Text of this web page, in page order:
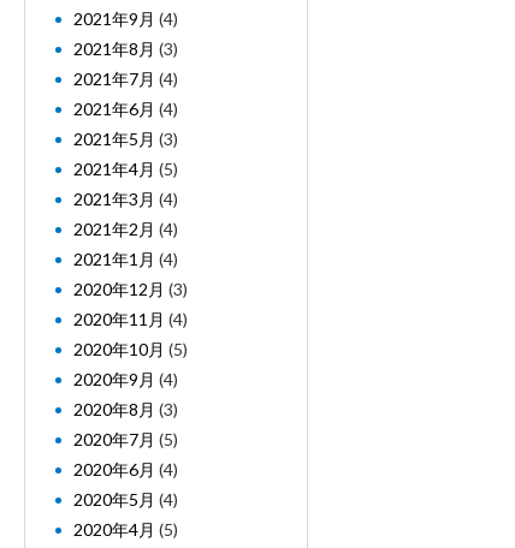
2021年9月 (4)
2021年8月 (3)
2021年7月 (4)
2021年6月 (4)
2021年5月 (3)
2021年4月 (5)
2021年3月 (4)
2021年2月 (4)
2021年1月 (4)
2020年12月 (3)
2020年11月 (4)
2020年10月 (5)
2020年9月 (4)
2020年8月 (3)
2020年7月 (5)
2020年6月 (4)
2020年5月 (4)
2020年4月 (5)